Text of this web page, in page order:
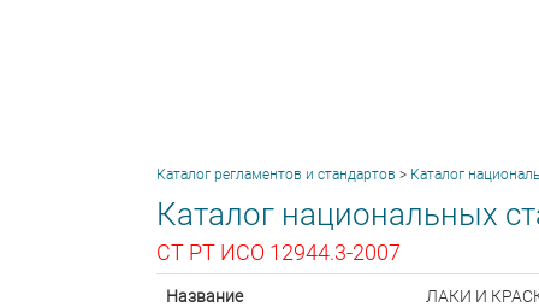
Каталог регламентов и стандартов > Каталог
Каталог национальных
СТ РТ ИСО 12944.3-2007
Название
ЛАКИ И